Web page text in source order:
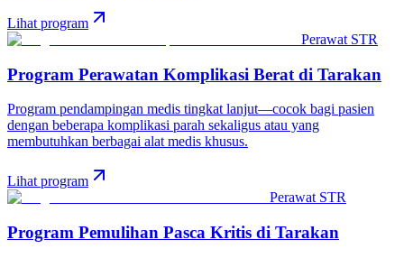
Lihat program
Perawat STR
Program Perawatan Komplikasi Berat di Tarakan
Program pendampingan medis tingkat lanjut—cocok bagi pasien
dengan beberapa komplikasi parah sekaligus atau yang
membutuhkan berbagai alat medis khusus.
Lihat program
Perawat STR
Program Pemulihan Pasca Kritis di Tarakan